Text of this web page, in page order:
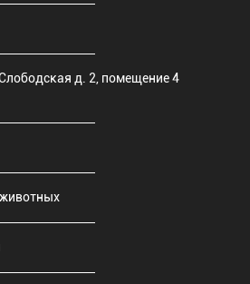
д. 2, помещение 4